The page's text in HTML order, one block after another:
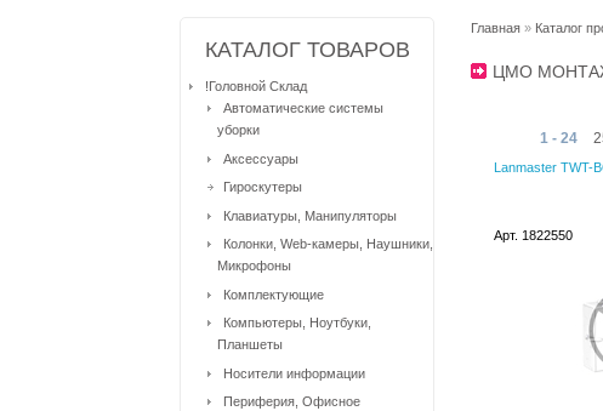
Главная » Каталог
ЦМО
1 - 24
Lanmaster TWT-
Арт. 1822550
КАТАЛОГ ТОВАРОВ
!Головной Склад
Автоматические системы
уборки
Аксессуары
Гироскутеры
Клавиатуры, Манипуляторы
Колонки, Web-камеры, Наушники,
Микрофоны
Комплектующие
Компьютеры, Ноутбуки,
Планшеты
Носители информации
Периферия, Офисное